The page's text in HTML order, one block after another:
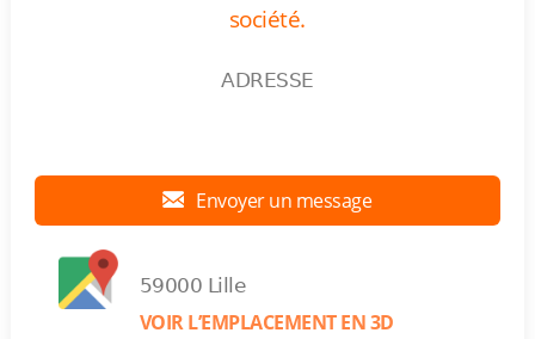
société.
ADRESSE
Envoyer un message
59000 Lille
VOIR L’EMPLACEMENT EN 3D